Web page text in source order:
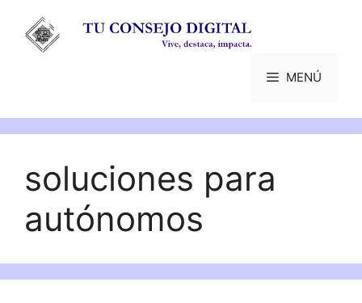
contenido
MENÚ
soluciones para
autónomos